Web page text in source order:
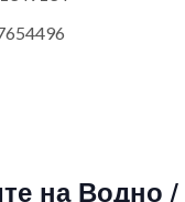
на Водно /